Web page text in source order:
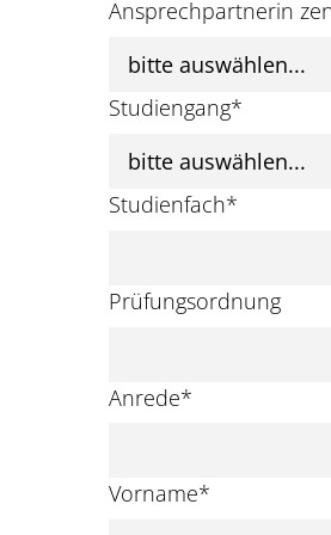
Ansprechpartnerin
Studiengang*
Studienfach*
Prüfungsordnung
Anrede*
Vorname*